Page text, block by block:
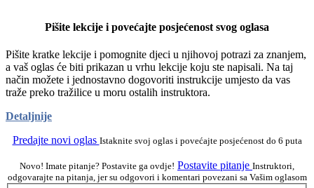
Pišite lekcije i povećajte posjećenost svog oglasa
Pišite kratke lekcije i pomognite djeci u njihovoj potrazi za znanjem,
a vaš oglas će biti prikazan u vrhu lekcije koju ste napisali. Na taj
način možete i jednostavno dogovoriti instrukcije umjesto da vas
traže preko tražilice u moru ostalih instruktora.
Detaljnije
Predajte novi oglas Istaknite svoj oglas i povećajte posjećenost do 6 puta
Novo! Imate pitanje? Postavite ga ovdje! Postavite pitanje Instruktori,
odgovarajte na pitanja, jer su odgovori i komentari povezani sa Vašim oglasom